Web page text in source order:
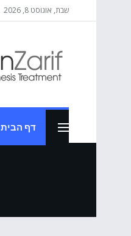
שבת, אוגוסט 8, 2026
דף הבית